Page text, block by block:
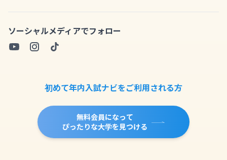
ソーシャルメディアでフォロー
初めて年内入試ナビをご利用される方
無料会員になって
ぴったりな大学を見つける